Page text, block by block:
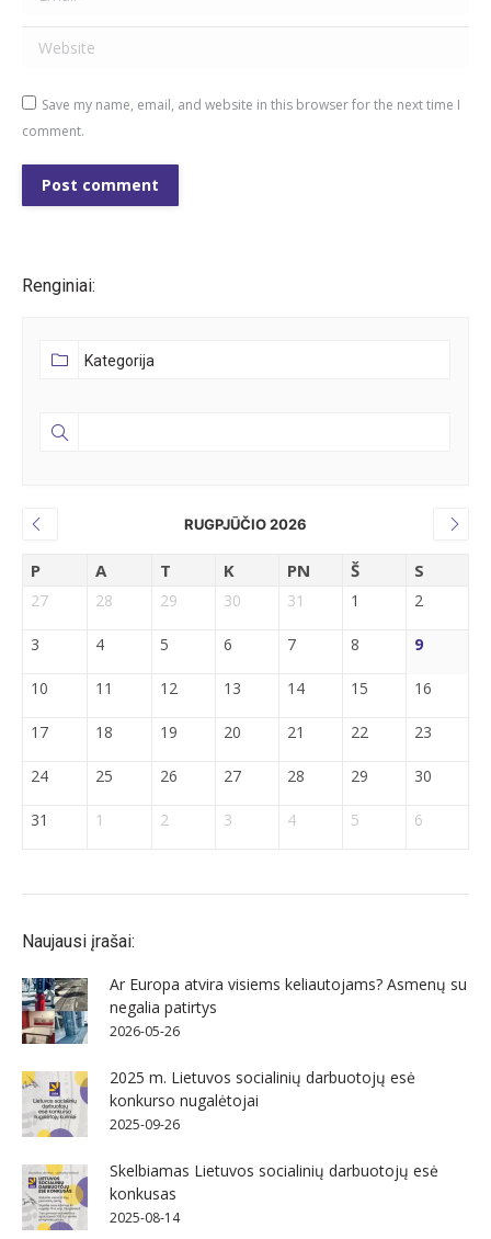
Website
Save my name, email, and website in this browser for the next time I
comment.
Post comment
Renginiai:
RUGPJŪČIO 2026
P A T K PN Š S
27 28 29 30 31 1 2
3 4 5 6 7 8 9
10 11 12 13 14 15 16
17 18 19 20 21 22 23
24 25 26 27 28 29 30
31 1 2 3 4 5 6
Naujausi įrašai:
Ar Europa atvira visiems keliautojams? Asmenų su
negalia patirtys
2026-05-26
2025 m. Lietuvos socialinių darbuotojų esė
konkurso nugalėtojai
2025-09-26
Skelbiamas Lietuvos socialinių darbuotojų esė
konkusas
2025-08-14